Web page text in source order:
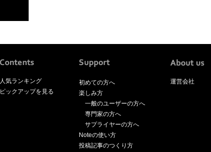
人気ランキング
ピックアップを見る
初めての方へ
楽しみ方
一般のユーザーの方へ
専門家の方へ
サプライヤーの方へ
Noteの使い方
投稿記事のつくり方
運営会社